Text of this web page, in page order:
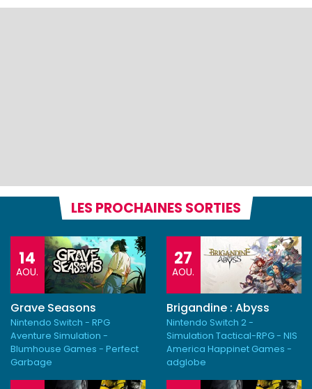
LES PROCHAINES SORTIES
14
AOU.
Grave Seasons
Nintendo Switch - RPG
Aventure Simulation -
Blumhouse Games - Perfect
Garbage
27
AOU.
Brigandine : Abyss
Nintendo Switch 2 -
Simulation Tactical-RPG - NIS
America Happinet Games -
adglobe